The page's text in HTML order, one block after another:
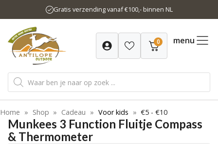
naar
inhoud
Gratis verzending vanaf €100,- binnen NL
0 menu
Producten
zoeken
Home » Shop » Cadeau » Voor kids » €5 - €10
Munkees 3 Function Fluitje Compass
& Thermometer